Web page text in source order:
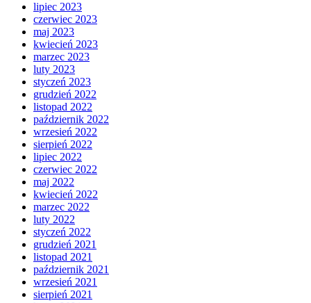
lipiec 2023
czerwiec 2023
maj 2023
kwiecień 2023
marzec 2023
luty 2023
styczeń 2023
grudzień 2022
listopad 2022
październik 2022
wrzesień 2022
sierpień 2022
lipiec 2022
czerwiec 2022
maj 2022
kwiecień 2022
marzec 2022
luty 2022
styczeń 2022
grudzień 2021
listopad 2021
październik 2021
wrzesień 2021
sierpień 2021